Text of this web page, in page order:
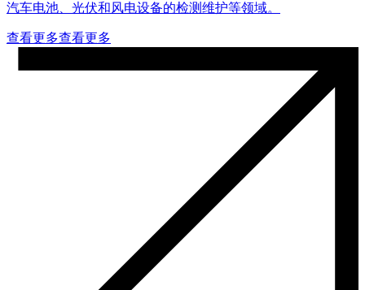
汽车电池、光伏和风电设备的检测维护等领域。
查看更多查看更多